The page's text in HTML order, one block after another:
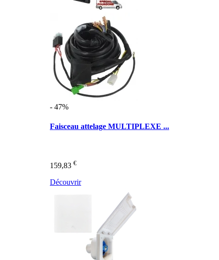
- 47%
Faisceau attelage MULTIPLEXE ...
159,83 €
Découvrir